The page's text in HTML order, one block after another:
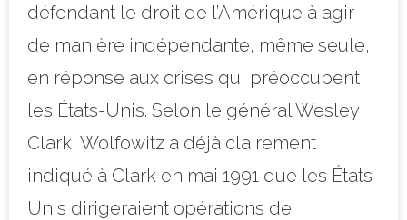
défendant le droit de l’Amérique à agir
de manière indépendante, même seule,
en réponse aux crises qui préoccupent
les États-Unis. Selon le général Wesley
Clark, Wolfowitz a déjà clairement
indiqué à Clark en mai 1991 que les États-
Unis dirigeraient opérations de